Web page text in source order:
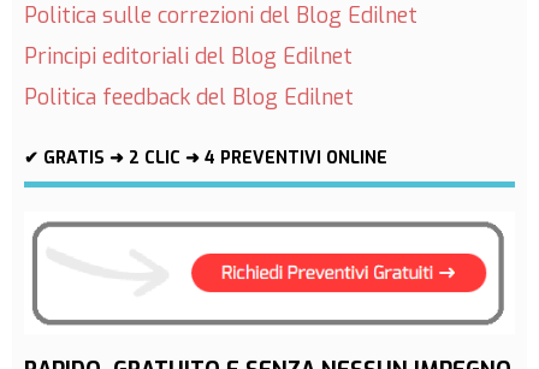
Politica sulle correzioni del Blog Edilnet
Principi editoriali del Blog Edilnet
Politica feedback del Blog Edilnet
✔ GRATIS ➜ 2 CLIC ➜ 4 PREVENTIVI ONLINE